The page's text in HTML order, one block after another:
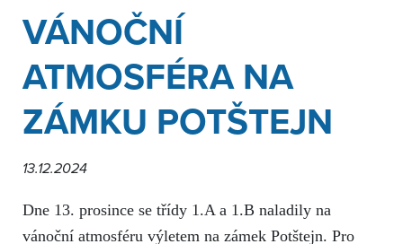
VÁNOČNÍ
ATMOSFÉRA NA
ZÁMKU POTŠTEJN
13.12.2024
Dne 13. prosince se třídy 1.A a 1.B naladily na
vánoční atmosféru výletem na zámek Potštejn. Pro